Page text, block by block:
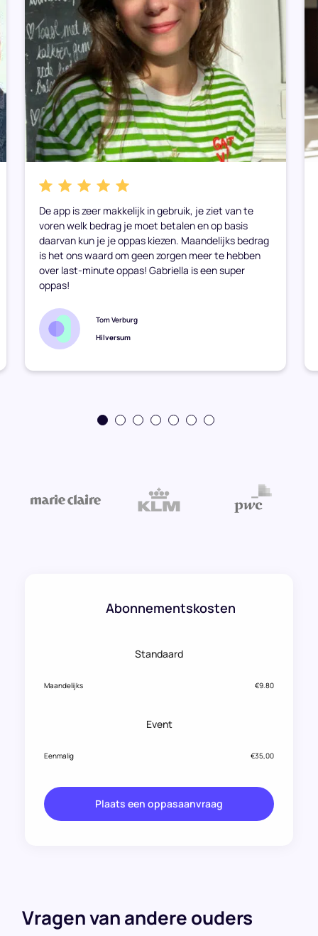
De app is zeer makkelijk in gebruik, je ziet van te
voren welk bedrag je moet betalen en op basis
daarvan kun je je oppas kiezen. Maandelijks bedrag
is het ons waard om geen zorgen meer te hebben
over last-minute oppas! Gabriella is een super
oppas!
Tom Verburg
Hilversum
Abonnementskosten
Standaard
Maandelijks €9.80
Event
Eenmalig €35,00
Plaats een oppasaanvraag
Vragen van andere ouders